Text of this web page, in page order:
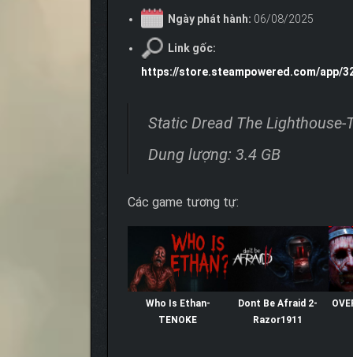
Ngày phát hành: 06/08/2025
Link gốc:
https://store.steampowered.com/app/
Static Dread The Lighthouse-
Dung lượng: 3.4 GB
Các game tương tự:
Who Is Ethan-
TENOKE
Dont Be Afraid 2-
Razor1911